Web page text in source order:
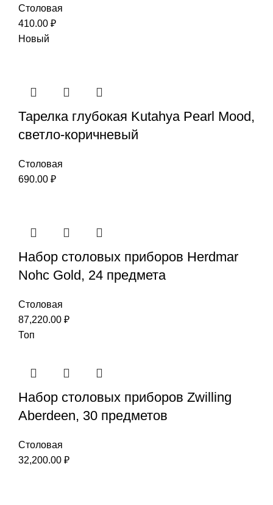
Столовая
410.00 ₽
Новый
Тарелка глубокая Kutahya Pearl Mood,
светло-коричневый
Столовая
690.00 ₽
Набор столовых приборов Herdmar
Nohc Gold, 24 предмета
Столовая
87,220.00 ₽
Топ
Набор столовых приборов Zwilling
Aberdeen, 30 предметов
Столовая
32,200.00 ₽